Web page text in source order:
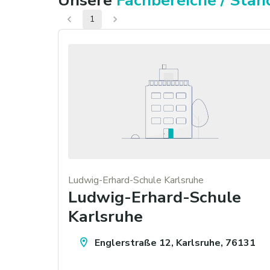
1
Ludwig-Erhard-Schule Karlsruhe
Ludwig-Erhard-Schule
Karlsruhe
Englerstraße 12, Karlsruhe, 76131